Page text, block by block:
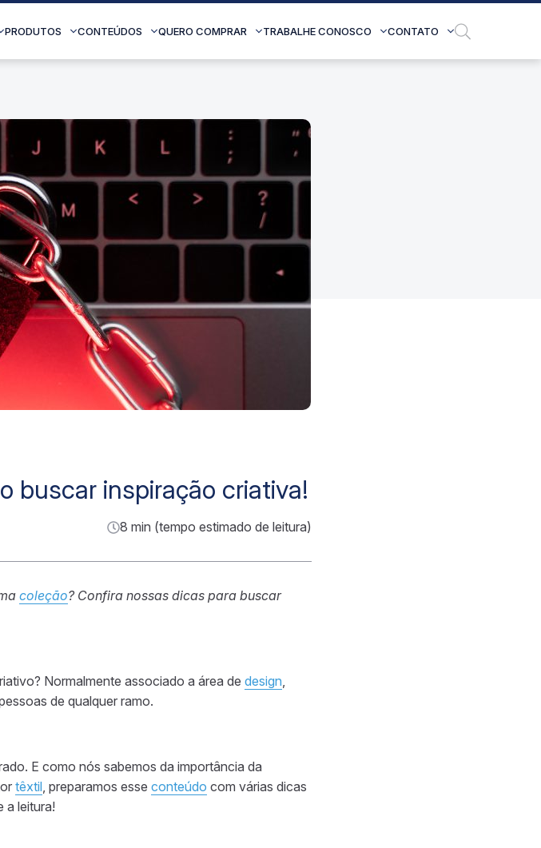
PRODUTOS CONTEÚDOS QUERO COMPRAR TRABALHE CONOSCO CONTATO
buscar inspiração criativa!
8 min (tempo estimado de leitura)
coleção? Confira nossas dicas para buscar
Normalmente associado a área de design,
de qualquer ramo.
E como nós sabemos da importância da
têxtil, preparamos esse conteúdo com várias dicas
a leitura!